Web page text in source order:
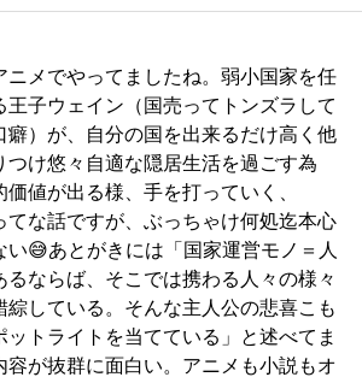
ニメでやってましたね。弱小国家を任
王子ウェイン（国売ってトンズラして
癖）が、自分の国を出来るだけ高く他
つけ悠々自適な隠居生活を過ごす為
価値が出る様、手を打っていく、
てな話ですが、ぶっちゃけ何処迄本心
い😅あとがきには「国家運営モノ＝人
るならば、そこでは携わる人々の様々
綜している。そんな主人公の悲喜こも
ットライトを当てている」と述べてま
容が抜群に面白い。アニメも小説もオ